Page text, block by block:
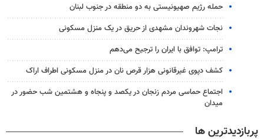
حمله رژیم صهیونیستی به دو منطقه در جنوب لبنان
نجات شهروندان مشهدی از حریق در یک منزل مسکونی
ترامپ: توافق با ایران را ترجیح می‌دهم
کشف دپوی غیرقانونی هزار قرص نان در منزل مسکونی اطراف اراک
اجتماع حماسی مردم زنجان در یکصد و پنجاه و هشتمین شب حضور در
میدان
پربازدیدترین ها